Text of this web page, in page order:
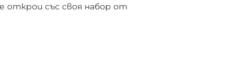
открои със своя набор от
дръзки зелени и блестящи